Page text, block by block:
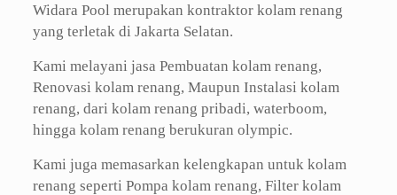
Widara Pool merupakan kontraktor kolam renang
yang terletak di Jakarta Selatan.
Kami melayani jasa Pembuatan kolam renang,
Renovasi kolam renang, Maupun Instalasi kolam
renang, dari kolam renang pribadi, waterboom,
hingga kolam renang berukuran olympic.
Kami juga memasarkan kelengkapan untuk kolam
renang seperti Pompa kolam renang, Filter kolam